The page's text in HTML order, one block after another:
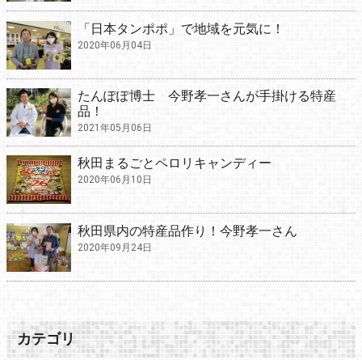
「日本タンポポ」で地域を元気に！
2020年06月04日
たんぽぽ博士 今野孝一さんが手掛ける特産
品！
2021年05月06日
秋田まるごとペロリキャンディー
2020年06月10日
秋田県内の特産品作り！今野孝一さん
2020年09月24日
カテゴリ